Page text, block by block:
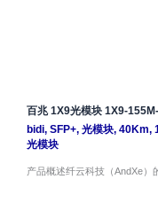
百兆 1X9光模块 1X9-
bidi, SFP+, 光模块, 40Km,
光模块
产品概述纤云科技（AndXe）